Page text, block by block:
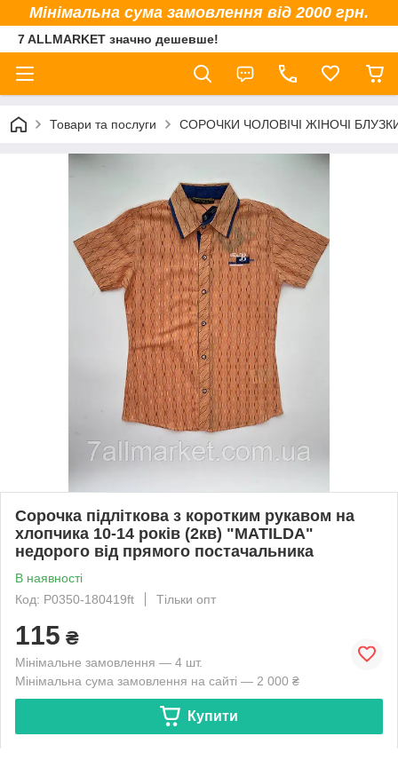
Мінімальна сума замовлення від 2000 грн.
7 ALLMARKET значно дешевше!
Товари та послуги СОРОЧКИ ЧОЛОВІЧІ ЖІНОЧІ
Сорочка підліткова з коротким рукавом на
хлопчика 10-14 років (2кв) "MATILDA"
недорого від прямого постачальника
В наявності
Код: P0350-180419ft
Тільки опт
115 ₴
Мінімальне замовлення — 4 шт.
Мінімальна сума замовлення на сайті — 2 000 ₴
Купити